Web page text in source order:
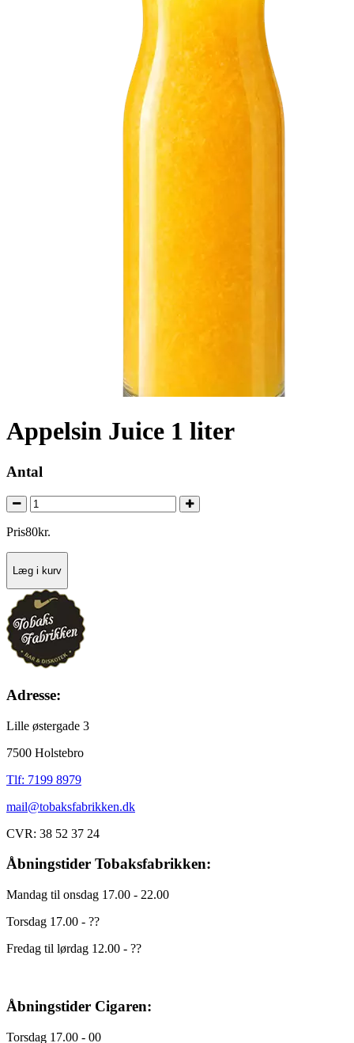
Appelsin Juice 1 liter
Antal
Pris80kr.
Læg i kurv
Adresse:
Lille østergade 3
7500 Holstebro
Tlf: 7199 8979
mail@tobaksfabrikken.dk
CVR: 38 52 37 24
Åbningstider Tobaksfabrikken:
Mandag til onsdag 17.00 - 22.00
Torsdag 17.00 - ??
Fredag til lørdag 12.00 - ??
Åbningstider Cigaren:
Torsdag 17.00 - 00